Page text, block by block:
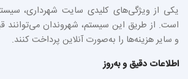
یکی از ویژگی‌های کلیدی سایت شهرداری،
است. از طریق این سیستم، شهروندان می‌توانند
و سایر هزینه‌ها را به‌صورت آنلاین پرداخت کنند.
اطلاعات دقیق و به‌روز